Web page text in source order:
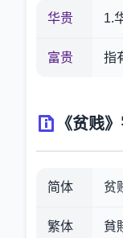
华贵 1.
富贵 指
《贫贱
简体 贫
繁体
貧